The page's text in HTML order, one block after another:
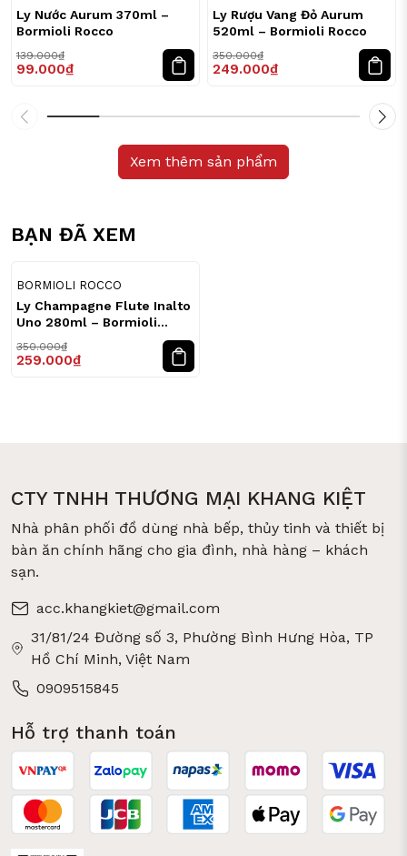
Ly Nước Aurum 370ml –
Bormioli Rocco
139.000₫
99.000₫
Ly Rượu Vang Đỏ Aurum
520ml – Bormioli Rocco
350.000₫
249.000₫
Xem thêm sản phẩm
BẠN ĐÃ XEM
BORMIOLI ROCCO
Ly Champagne Flute Inalto
Uno 280ml – Bormioli
350.000₫
259.000₫
CTY TNHH THƯƠNG MẠI KHANG KIỆT
Nhà phân phối đồ dùng nhà bếp, thủy tinh và thiết bị
bàn ăn chính hãng cho gia đình, nhà hàng – khách
sạn.
acc.khangkiet@gmail.com
31/81/24 Đường số 3, Phường Bình Hưng Hòa, TP
Hồ Chí Minh, Việt Nam
0909515845
Hỗ trợ thanh toán